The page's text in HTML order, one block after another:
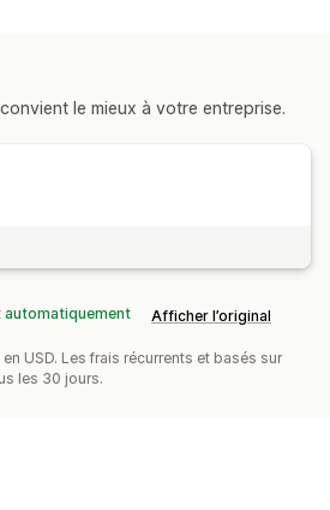
le mieux à votre entreprise.
Afficher l’original
USD. Les frais récurrents et basés sur
les 30 jours.